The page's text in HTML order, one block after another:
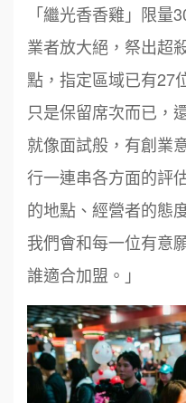
「繼光香香雞」限量
業者放大絕，祭出超
點，指定區域已有27
只是保留席次而已，
就像面試般，有創業
行一連串各方面的評
的地點、經營者的態
我們會和每一位有意
誰適合加盟。」